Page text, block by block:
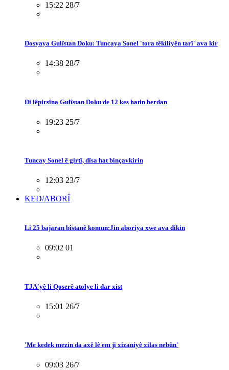
15:22 28/7
Dosyaya Gulîstan Doku: Tuncaya Sonel 'tora têkiliyên tarî' ava kir
14:38 28/7
Di lêpirsîna Gulîstan Doku de 12 kes hatin berdan
19:23 25/7
Tuncay Sonel ê girtî, dîsa hat binçavkirin
12:03 23/7
KED/ABORÎ
Li 25 bajaran bîstanê komun:Jin aboriya xwe ava dikin
09:02 01
TJA'yê li Qoserê atolye li dar xist
15:01 26/7
'Me kedek mezin da axê lê em ji xizaniyê xilas nebûn'
09:03 26/7